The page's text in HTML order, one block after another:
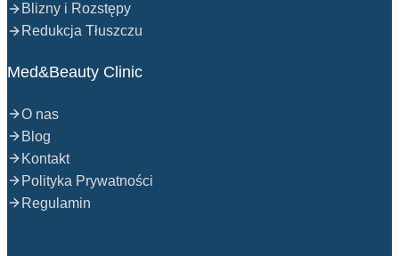
Blizny i Rozstępy
Redukcja Tłuszczu
Med&Beauty Clinic
O nas
Blog
Kontakt
Polityka Prywatności
Regulamin